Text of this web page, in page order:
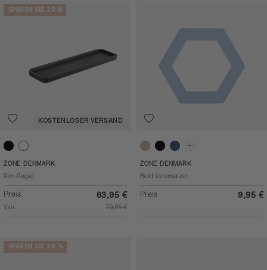
SPAREN SIE 20 %
KOSTENLOSER VERSAND
BlackWhite
ZONE DENMARK
Rim Regal
Preis 63,95 €
Vor 79,95 €
LatteBlackBlueBurgundy
ZONE DENMARK
Bold Untersetzer
Preis 9,95 €
SPAREN SIE 28 %